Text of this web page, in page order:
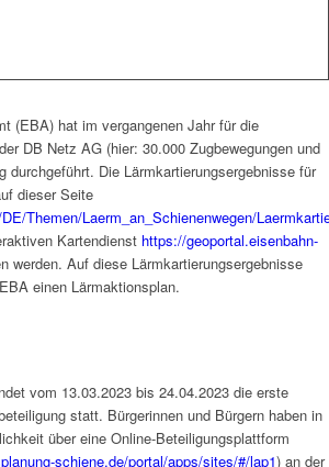
(EBA) hat im vergangenen Jahr für die
DB Netz AG (hier: 30.000 Zugbewegungen und
durchgeführt. Die Lärmkartierungsergebnisse für
dieser Seite
Themen/Laerm_an_Schienenwegen/
Kartendienst https://geoportal.eisenbahn-
werden. Auf diese Lärmkartierungsergebnisse
einen Lärmaktionsplan.
vom 13.03.2023 bis 24.04.2023 die erste
statt. Bürgerinnen und Bürgern haben in
über eine Online-Beteiligungsplattform
schiene.de/portal/apps/sites/#/lap1) an der